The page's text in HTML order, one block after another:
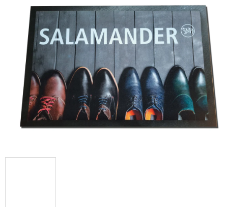
hviezdičiek.